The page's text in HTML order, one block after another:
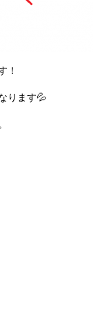
！
ります💦